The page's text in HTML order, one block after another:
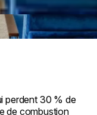
perdent 30 % de
de combustion